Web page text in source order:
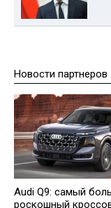
Новости партнеров
Audi Q9: самый
роскошный